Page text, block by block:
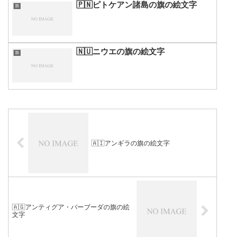
旗 🇵🇳ピトケアン諸島の旗の絵文字
旗 🇳🇺ニウエの旗の絵文字
🇦🇮アンギラの旗の絵文字
🇦🇬アンティグア・バーブーダの旗の絵
文字